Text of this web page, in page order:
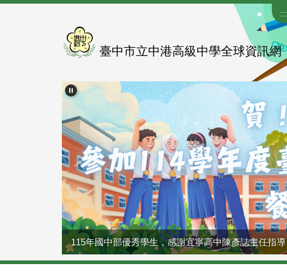
臺中市立中港高級中學全球資訊網
:::
115年國中部優秀學生，感謝宜寧高中陳彥誌主任指導